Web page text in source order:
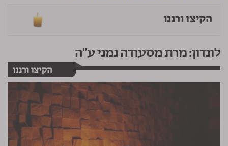
לונדון: מרת מסעודה נמני ע"ה